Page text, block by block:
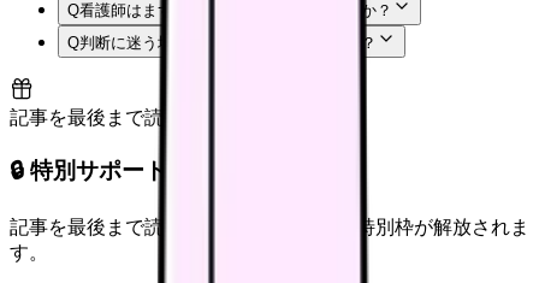
Q看護師はまず何から確認すればよいですか？
Q判断に迷う場合はどうすればよいですか？
記事を最後まで読むと解放
🔒 特別サポート枠（未開放）
記事を最後まで読むと、転職サポートの特別枠が解放されま
す。